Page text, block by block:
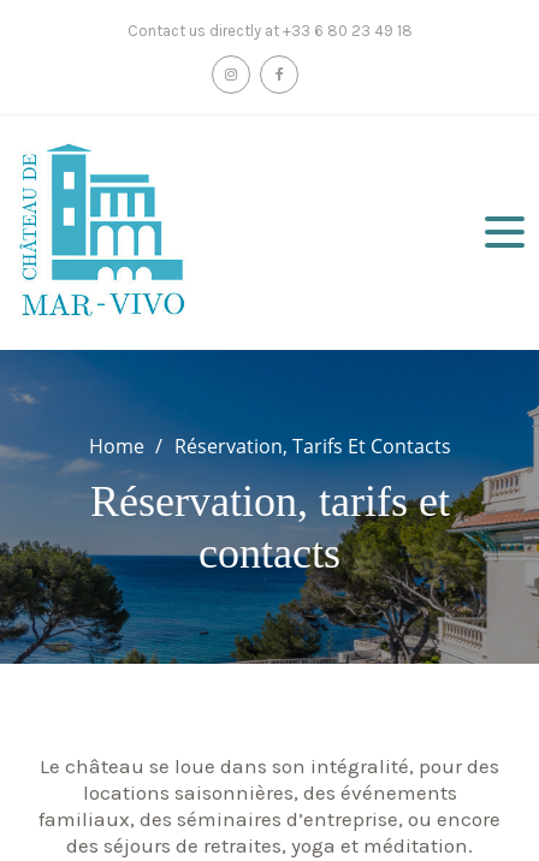
Contact us directly at +33 6 80 23 49 18
Home Réservation, Tarifs Et Contacts
Réservation, tarifs et
contacts
Le château se loue dans son intégralité, pour des
locations saisonnières, des événements
familiaux, des séminaires d’entreprise, ou encore
des séjours de retraites, yoga et méditation.